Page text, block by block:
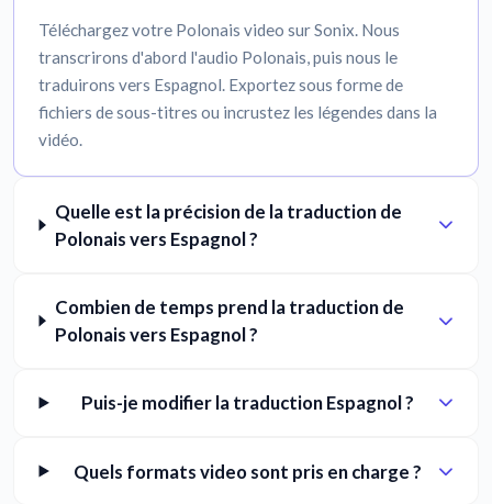
Téléchargez votre Polonais video sur Sonix. Nous
transcrirons d'abord l'audio Polonais, puis nous le
traduirons vers Espagnol. Exportez sous forme de
fichiers de sous-titres ou incrustez les légendes dans la
vidéo.
Quelle est la précision de la traduction de
Polonais vers Espagnol ?
Combien de temps prend la traduction de
Polonais vers Espagnol ?
Puis-je modifier la traduction Espagnol ?
Quels formats video sont pris en charge ?